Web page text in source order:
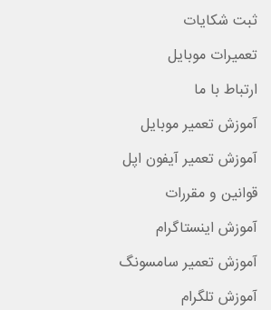
ثبت شکایات
تعمیرات موبایل
ارتباط با ما
آموزش تعمیر موبایل
آموزش تعمیر آیفون اپل
قوانین و مقررات
آموزش اینستاگرام
آموزش تعمیر سامسونگ
آموزش تلگرام